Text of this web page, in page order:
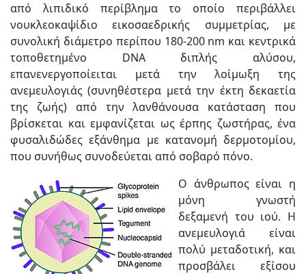
από λιπιδικό περίβλημα το οποίο περιβάλλει
νουκλεοκαψίδιο εικοσαεδρικής συμμετρίας, με
συνολική διάμετρο περίπου 180-200 nm και κεντρικά
τοποθετημένο DNA διπλής αλύσου,
επανενεργοποίειται μετά την λοίμωξη της
ανεμευλογιάς (συνηθέστερα μετά την έκτη δεκαετία
της ζωής) από την λανθάνουσα κατάσταση που
βρίσκεται και εμφανίζεται ως έρπης ζωστήρας, ένα
φυσαλιδώδες εξάνθημα με κατανομή δερμοτομίου,
που συνήθως συνοδεύεται από σοβαρό πόνο.
Ο άνθρωπος είναι η
μόνη γνωστή
δεξαμενή του ιού. Η
ανεμευλογιά είναι
πολύ μεταδοτική, και
προσβάλει εξίσου